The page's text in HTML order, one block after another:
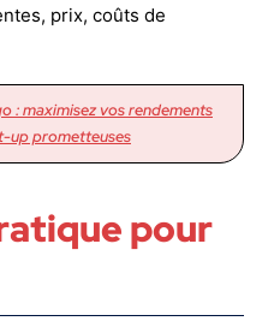
prix, coûts de
: maximisez vos rendements
up prometteuses
pour